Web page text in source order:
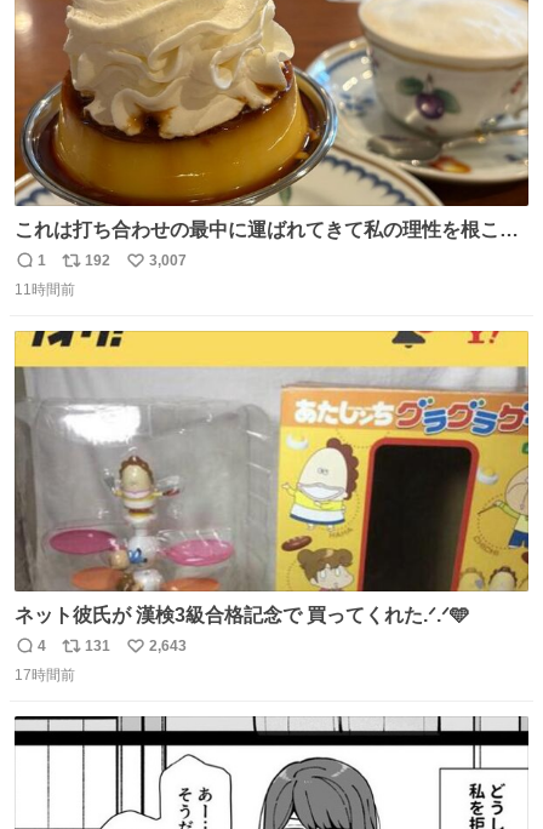
これは打ち合わせの最中に運ばれてきて私の理性を根こそ
ぎ奪い去ったプリンの写真です。
返
信
1
リ
ポ
ト
数
192
い
3,007
11時間前
ネット彼氏が 漢検3級合格記念で 買ってくれた.ᐟ.ᐟ🩵
返
信
4
リ
ポ
ト
131
い
数
2,643
17時間前